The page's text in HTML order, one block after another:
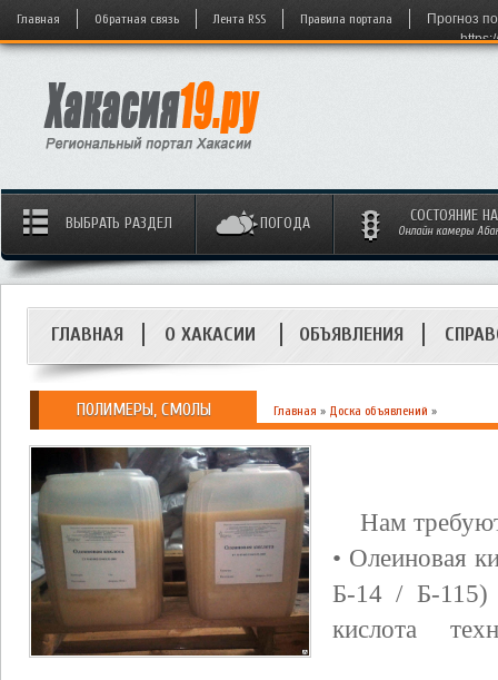
Главная Обратная связь Лента RSS Правила портала
Прогноз
ВЫБРАТЬ РАЗДЕЛ ПОГОДА СОСТОЯНИЕ
Онлайн камеры
ГЛАВНАЯ О ХАКАСИИ ОБЪЯВЛЕНИЯ
ПОЛИМЕРЫ, СМОЛЫ Главная » Доска объявлений »
Нам
• Олеиновая
Б-14 / Б-115)
кислота